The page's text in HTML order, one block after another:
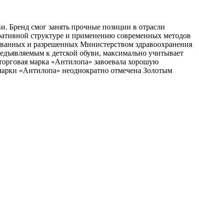
Бренд смог занять прочные позиции в отрасли
структуре и применению современных методов
и разрешенных Министерством здравоохранения
к детской обуви, максимально учитывает
марка «Антилопа» завоевала хорошую
«Антилопа» неоднократно отмечена Золотым